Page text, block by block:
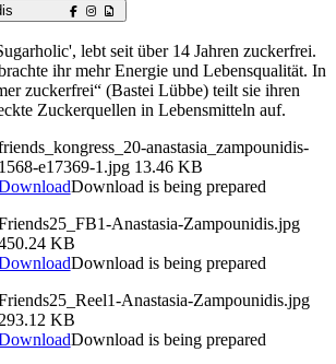
lebt seit über 14 Jahren zuckerfrei.
ihr mehr Energie und Lebensqualität. In
zuckerfrei“ (Bastei Lübbe) teilt sie ihren
Zuckerquellen in Lebensmitteln auf.
anastasia_zampounidis-
1568-e17369-1.jpg 13.46 KB
Download is being prepared
Anastasia-Zampounidis.jpg
KB
Download is being prepared
Anastasia-Zampounidis.jpg
293.12 KB
Download is being prepared